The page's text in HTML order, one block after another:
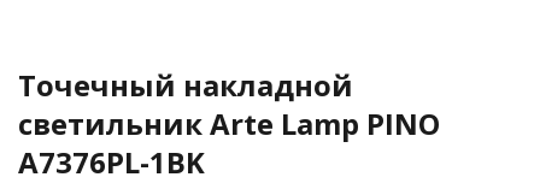
Точечный накладной
светильник Arte Lamp PINO
A7376PL-1BK